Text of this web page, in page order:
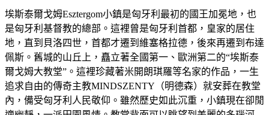
埃斯泰爾戈姆Esztergom小鎮是匈牙利最初的國王加冕地，也
是匈牙利基督教的總部。這裡曾是匈牙利首都，皇家的居住
地，直到貝洛四世，首都才遷到維塞格拉德，後來再遷到布達
佩斯。舊城的山丘上，矗立著全國第一、歐洲第二的“埃斯泰
爾戈姆大教堂”。這裡珍藏著米開朗琪羅等名家的作品，一生
追求自由的傳奇主教MINDSZENTY （明德森）就安葬在教堂
內，備受匈牙利人民敬仰。雖然歷史如此沉重，小鎮現在卻閒